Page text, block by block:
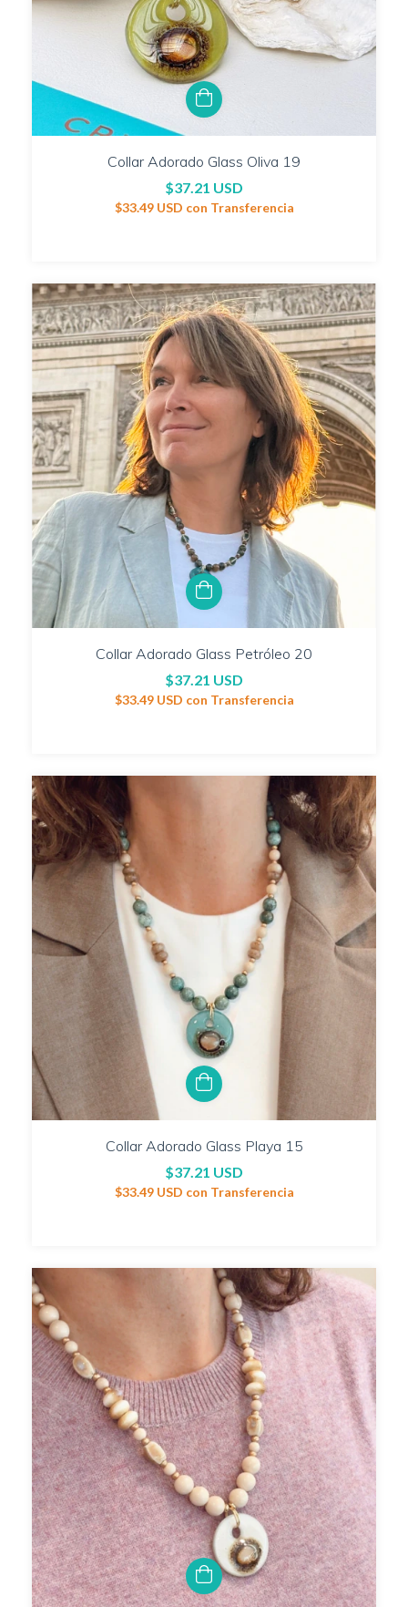
Collar Adorado Glass Oliva 19
$37.21 USD
$33.49 USD con Transferencia
Collar Adorado Glass Petróleo 20
$37.21 USD
$33.49 USD con Transferencia
Collar Adorado Glass Playa 15
$37.21 USD
$33.49 USD con Transferencia